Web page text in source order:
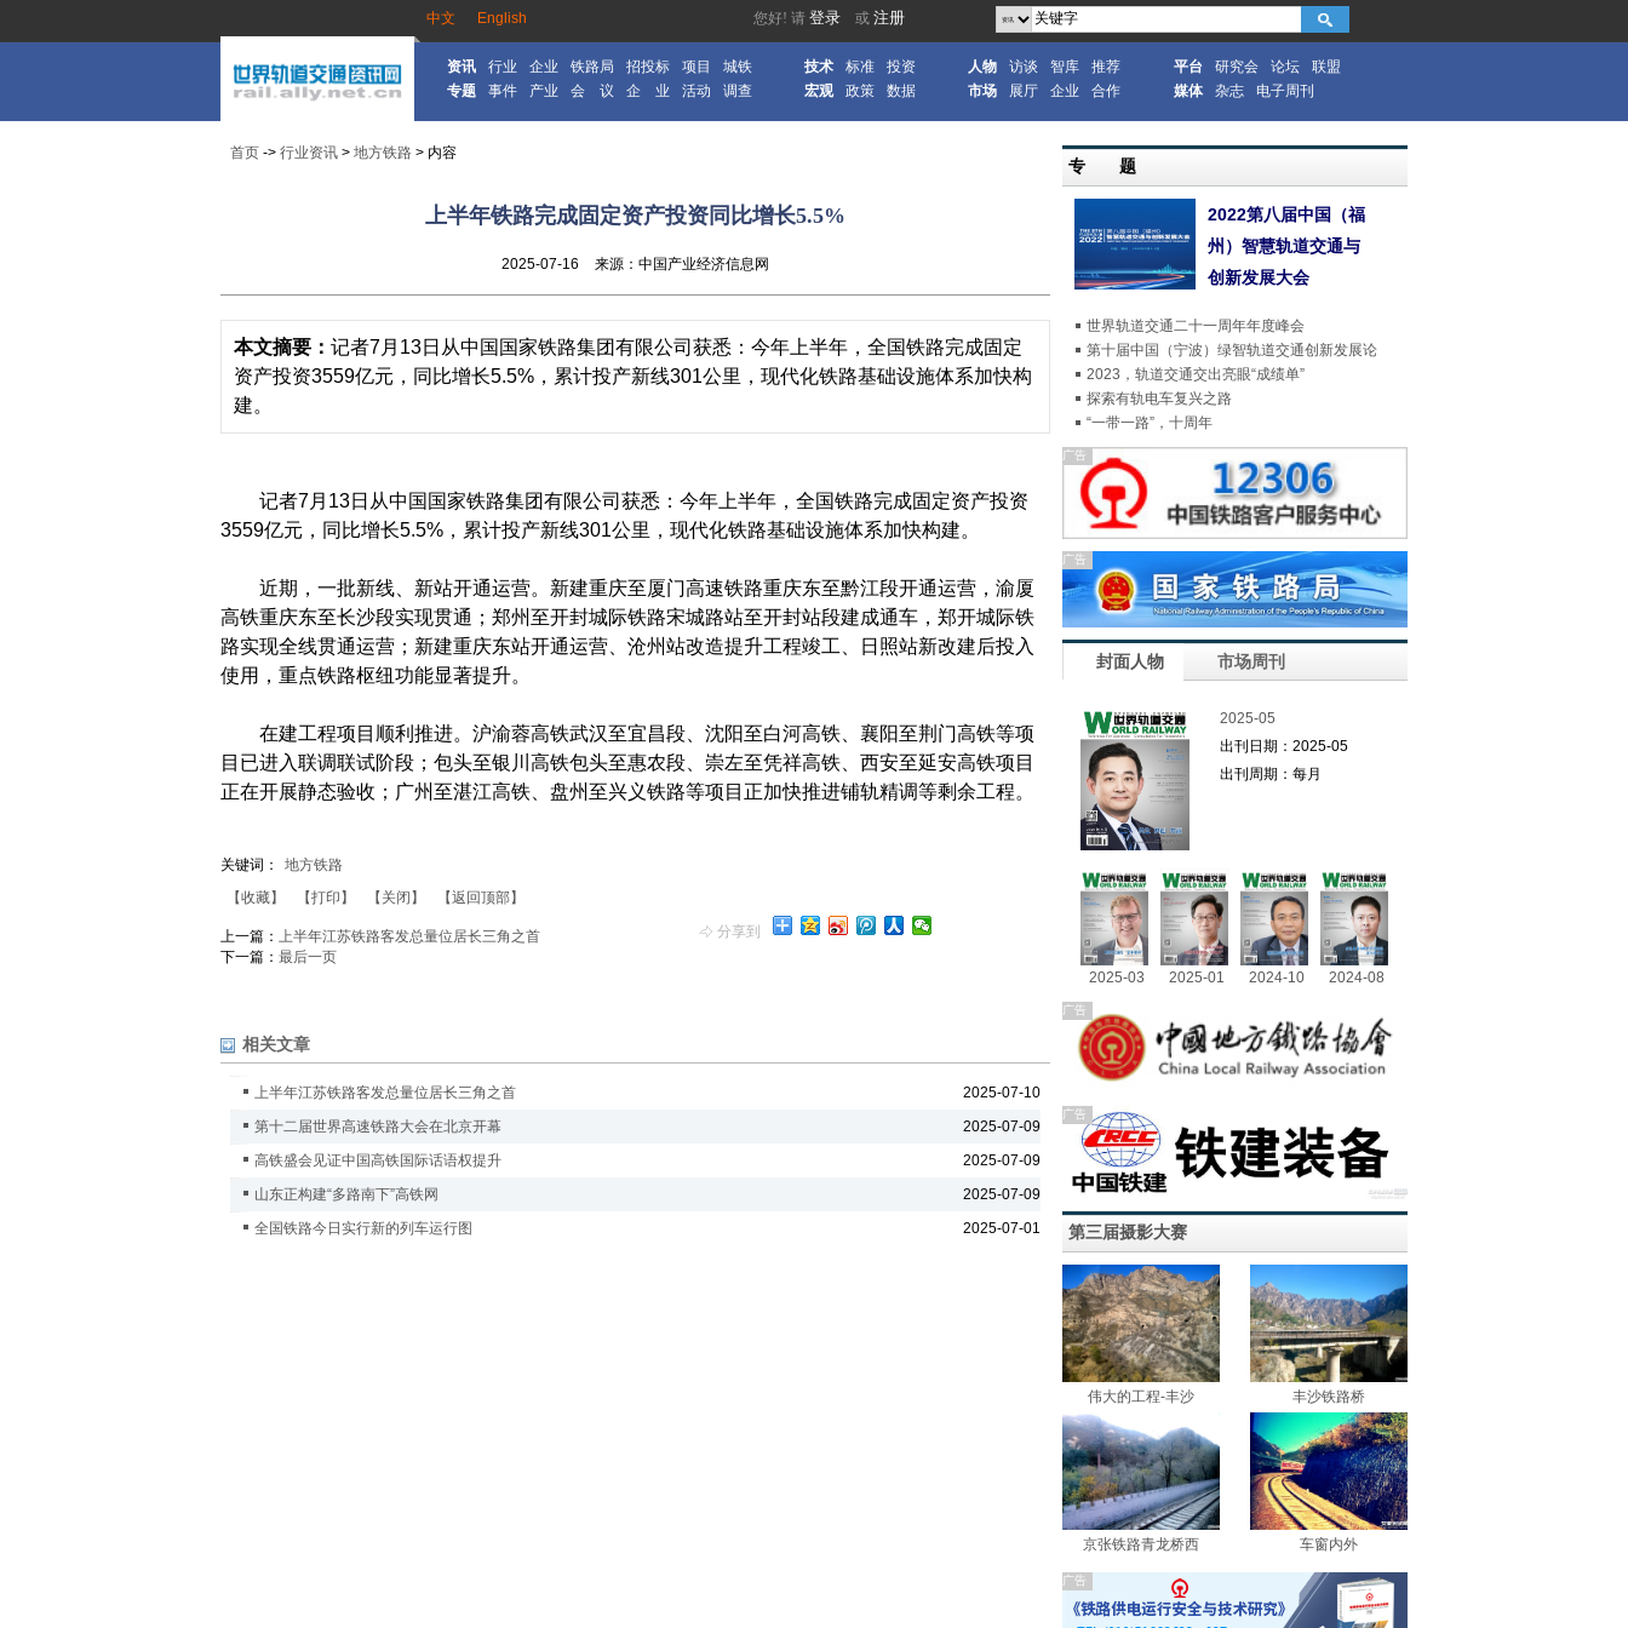
中文 English
资讯 行业 企业 铁路局 招投标 项目
城铁
专题
事件 产业 会 议 企 业 活动 调查
技术 标准
投资
宏观
政策 数据
人物 访谈 智库
推荐
市场
展厅 企业 合作
平台 研究会 论坛
联盟
媒体
杂志 电子周刊
首页 -> 行业资讯 > 地方铁路 > 内容
上半年铁路完成固定资产投资同比增长5.5%
2025-07-16 来源：中国产业经济信息网
本文摘要： 记者7月13日从中国国家铁路集团有限公司获悉：今年上半年，全国铁路完成固定
资产投资3559亿元，同比增长5.5%，累计投产新线301公里，现代化铁路基础设施体系加快构
建。
记者7月13日从中国国家铁路集团有限公司获悉：今年上半年，全国铁路完成固定资产投资
3559亿元，同比增长5.5%，累计投产新线301公里，现代化铁路基础设施体系加快构建。
近期，一批新线、新站开通运营。新建重庆至厦门高速铁路重庆东至黔江段开通运营，渝厦
高铁重庆东至长沙段实现贯通；郑州至开封城际铁路宋城路站至开封站段建成通车，郑开城际铁
路实现全线贯通运营；新建重庆东站开通运营、沧州站改造提升工程竣工、日照站新改建后投入
使用，重点铁路枢纽功能显著提升。
在建工程项目顺利推进。沪渝蓉高铁武汉至宜昌段、沈阳至白河高铁、襄阳至荆门高铁等项
目已进入联调联试阶段；包头至银川高铁包头至惠农段、崇左至凭祥高铁、西安至延安高铁项目
正在开展静态验收；广州至湛江高铁、盘州至兴义铁路等项目正加快推进铺轨精调等剩余工程。
关键词：
地方铁路
【收藏】
【打印】 【关闭】
【返回顶部】
分享到
上一篇： 上半年江苏铁路客发总量位居长三角之首
下一篇： 最后一页
相关文章
上半年江苏铁路客发总量位居长三角之首
2025-07-10
第十二届世界高速铁路大会在北京开幕
2025-07-09
高铁盛会见证中国高铁国际话语权提升
2025-07-09
山东正构建“多路南下”高铁网
2025-07-09
全国铁路今日实行新的列车运行图
2025-07-01
专 题
2022第八届中国（福
州）智慧轨道交通与
创新发展大会
世界轨道交通二十一周年年度峰会
第十届中国（宁波）绿智轨道交通创新发展论
2023，轨道交通交出亮眼“成绩单”
探索有轨电车复兴之路
“一带一路”，十周年
广告
广告
封面人物 市场周刊
2025-05
出刊日期：2025-05
出刊周期：每月
2025-03 2025-01 2024-10 2024-08
广告
广告
第三届摄影大赛
伟大的工程-丰沙 丰沙铁路桥
京张铁路青龙桥西 车窗内外
广告